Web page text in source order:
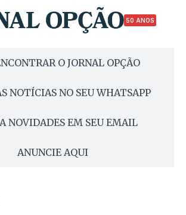
50 ANOS
O JORNAL OPÇÃO
NOTÍCIAS NO SEU WHATSAPP
NOVIDADES EM SEU EMAIL
ANUNCIE AQUI